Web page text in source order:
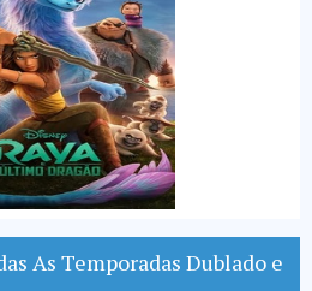
As Temporadas Dublado e